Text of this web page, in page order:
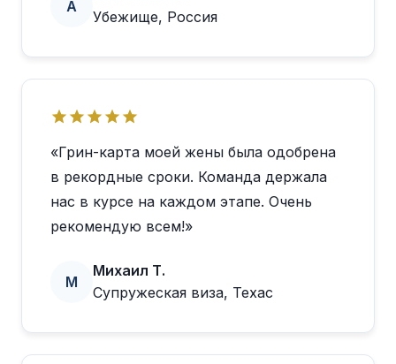
А
Убежище, Россия
«Грин-карта моей жены была одобрена
в рекордные сроки. Команда держала
нас в курсе на каждом этапе. Очень
рекомендую всем!»
М
Михаил Т.
Супружеская виза, Техас